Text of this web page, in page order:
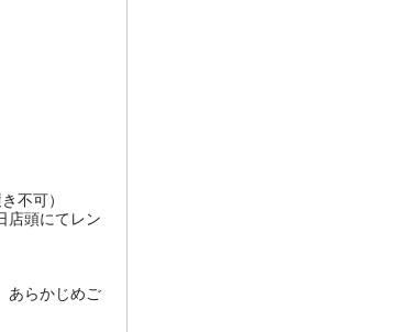
不可）
店頭にてレン
あらかじめご